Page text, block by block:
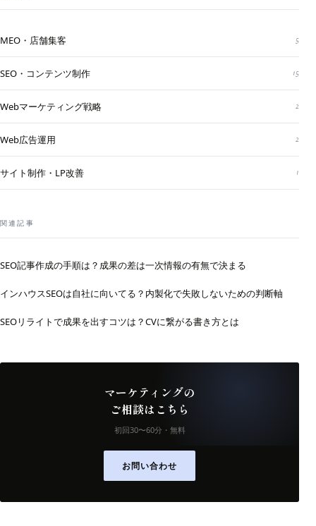
MEO・店舗集客 5
SEO・コンテンツ制作 15
Webマーケティング戦略 2
Web広告運用 2
サイト制作・LP改善 1
関連記事
SEO記事作成の手順は？成果の差は一次情報の有無で決まる
インハウスSEOは自社に向いてる？内製化で失敗しないための判断軸
SEOリライトで成果を出すコツは？CVに繋がる書き方とは
マーケティングの
ご相談はこちら
初回30〜60分・無料
お問い合わせ